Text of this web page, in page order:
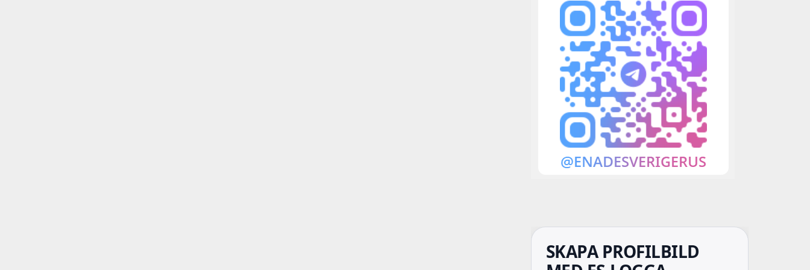
SKAPA PROFILBILD